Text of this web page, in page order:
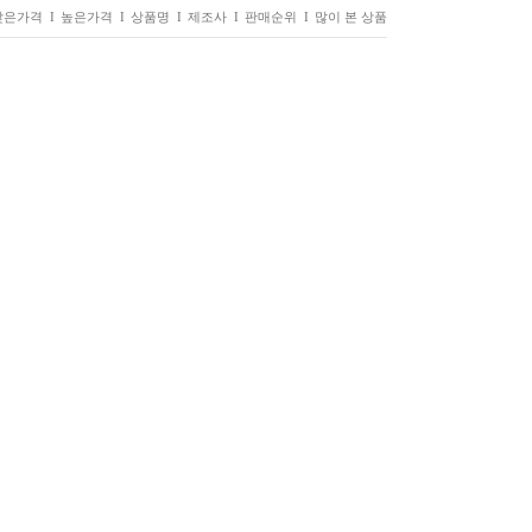
은가격 I 높은가격 I 상품명 I 제조사 I 판매순위 I 많이 본 상품